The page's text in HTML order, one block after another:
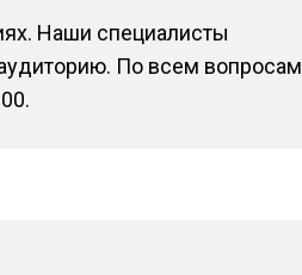
Наши специалисты
По всем вопросам